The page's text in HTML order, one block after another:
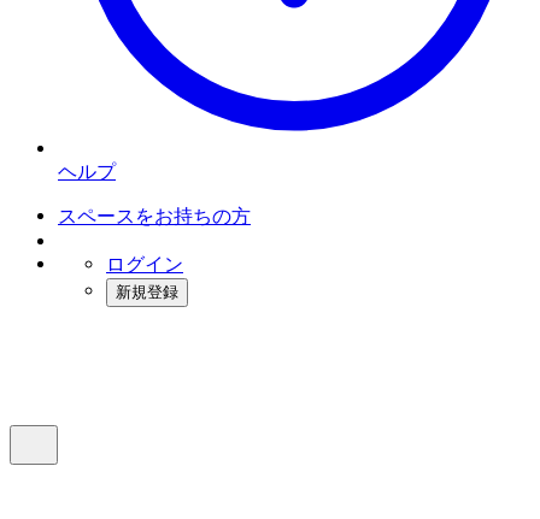
ヘルプ
スペースをお持ちの方
ログイン
新規登録